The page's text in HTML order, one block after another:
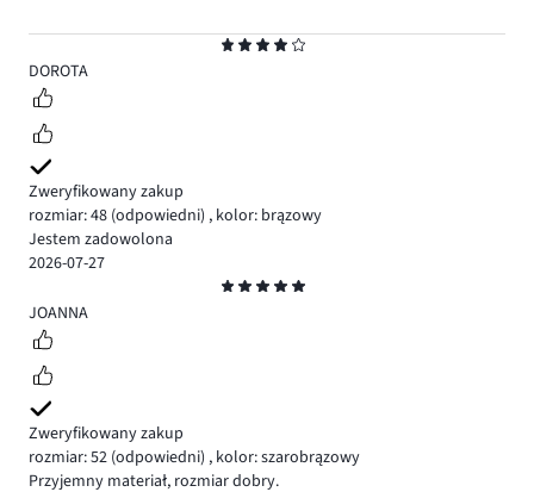
4
DOROTA
Zweryfikowany zakup
rozmiar: 48 (odpowiedni) , kolor: brązowy
Jestem zadowolona
2026-07-27
5
JOANNA
Zweryfikowany zakup
rozmiar: 52 (odpowiedni) , kolor: szarobrązowy
Przyjemny materiał, rozmiar dobry.